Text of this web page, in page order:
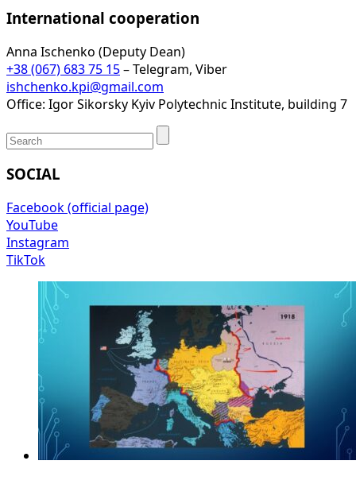
International cooperation
Anna Ischenko (Deputy Dean)
+38 (067) 683 75 15– Telegram, Viber
ishchenko.kpi@gmail.com
Office: Igor Sikorsky Kyiv Polytechnic Institute, building 7
SOCIAL
Facebook (official page)
YouTube
Instagram
TikTok